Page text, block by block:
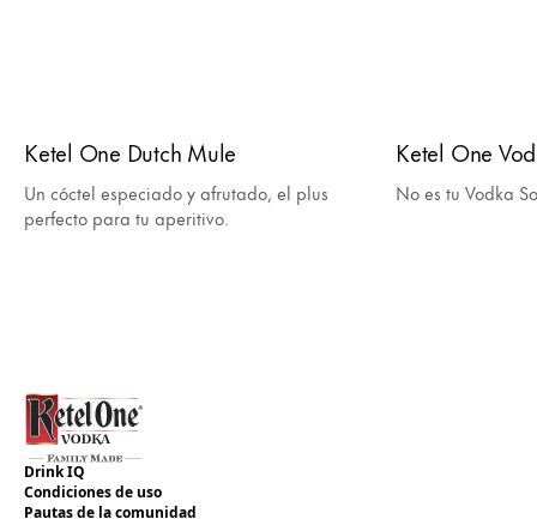
Ketel One Dutch Mule
Un cóctel especiado y afrutado, el plus
perfecto para tu aperitivo.
Ketel One
No es tu Vodka
Drink IQ
Condiciones de uso
Pautas de la comunidad